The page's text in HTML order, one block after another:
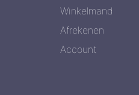
Winkelmand
Afrekenen
Account